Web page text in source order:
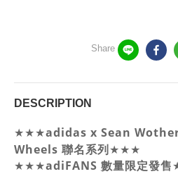
Share
DESCRIPTION
★★★adidas x Sean
Wheels 聯名系列★★★
★★★adiFANS 數量限定發售